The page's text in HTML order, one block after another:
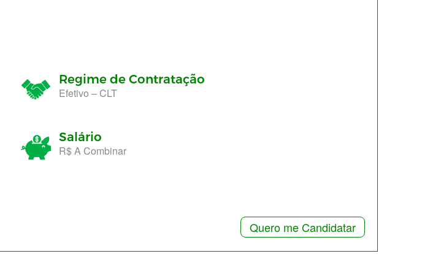
Regime de Contratação
Efetivo – CLT
Salário
R$ A Combinar
Quero me Candidatar